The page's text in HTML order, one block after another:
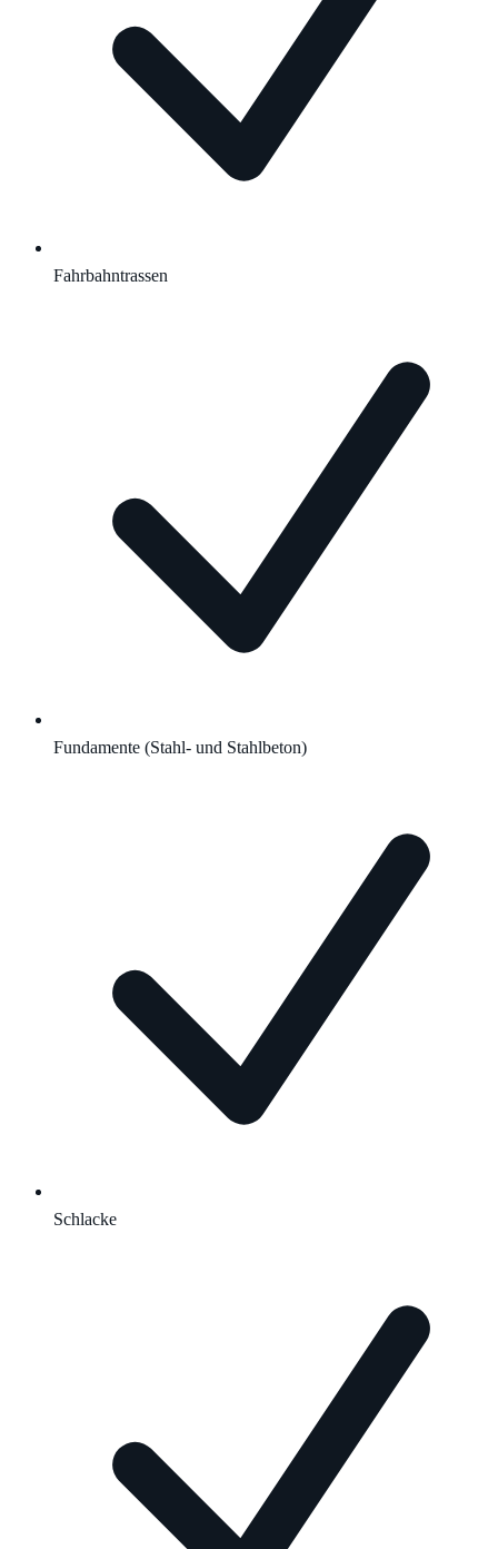
Fahrbahntrassen
Fundamente (Stahl- und Stahlbeton)
Schlacke